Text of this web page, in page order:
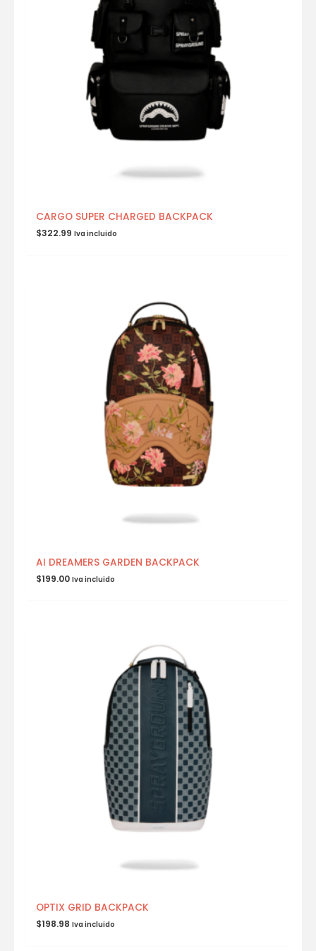
CARGO SUPER CHARGED BACKPACK
$322.99 Iva incluido
AI DREAMERS GARDEN BACKPACK
$199.00 Iva incluido
OPTIX GRID BACKPACK
$198.98 Iva incluido